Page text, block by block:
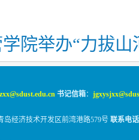
院举办“力拔山
书记信箱：
岛经济技术开发区前湾港路579号 联系电话